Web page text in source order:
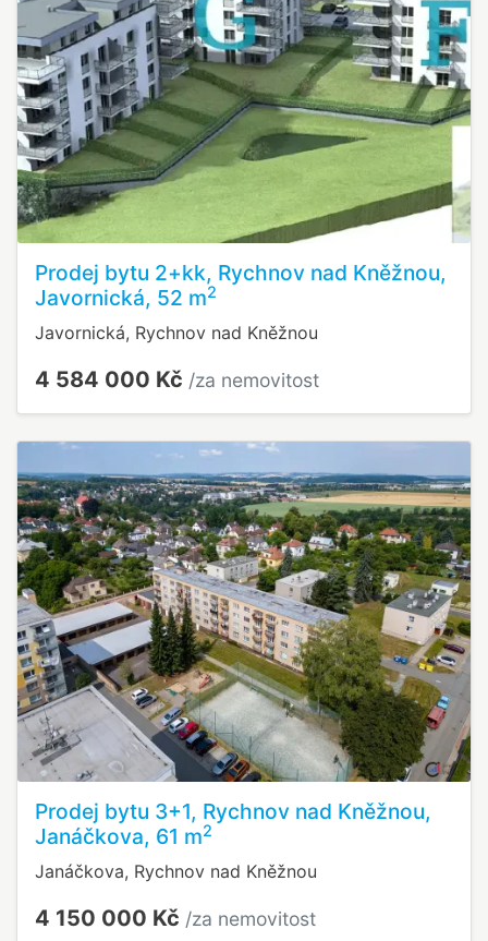
Prodej bytu 2+kk, Rychnov nad Kněžnou,
Javornická, 52 m2
Javornická, Rychnov nad Kněžnou
4 584 000 Kč /za nemovitost
Prodej bytu 3+1, Rychnov nad Kněžnou,
Janáčkova, 61 m2
Janáčkova, Rychnov nad Kněžnou
4 150 000 Kč /za nemovitost